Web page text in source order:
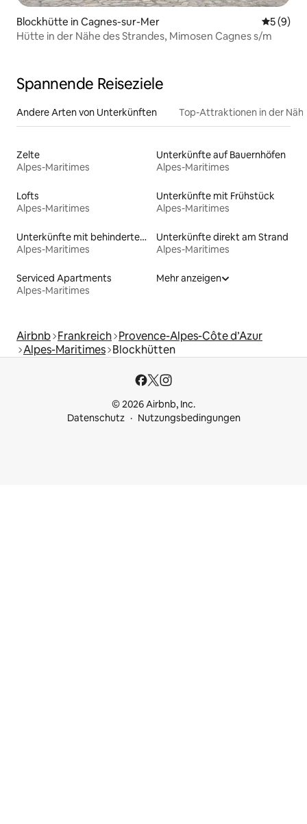
Blockhütte in Cagnes-sur-Mer
5 (9)
Hütte in der Nähe des Strandes, Mimosen Cagnes s/m
Spannende Reiseziele
Andere Arten von Unterkünften Top-Attraktionen in der
Zelte
Alpes-Maritimes
Unterkünfte auf Bauernhöfen
Alpes-Maritimes
Lofts
Alpes-Maritimes
Unterkünfte mit Frühstück
Alpes-Maritimes
Unterkünfte mit behindertengerechtem Bett
Alpes-Maritimes
Unterkünfte direkt am Strand
Alpes-Maritimes
Serviced Apartments
Alpes-Maritimes
Mehr anzeigen
Airbnb Frankreich Provence-Alpes-Côte d’Azur
Alpes-Maritimes Blockhütten
© 2026 Airbnb, Inc.
Datenschutz
Nutzungsbedingungen